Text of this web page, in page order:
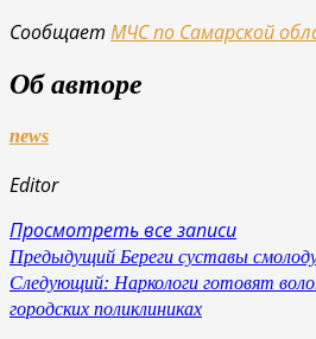
Сообщает МЧС по Самарской
Об авторе
news
Editor
Просмотреть все записи
Навигация
по
записям
Предыдущий Береги суставы
Следующий: Наркологи готовят
городских поликлиниках